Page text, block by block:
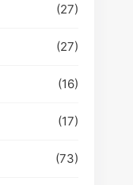
(27)
(27)
(16)
(17)
(73)